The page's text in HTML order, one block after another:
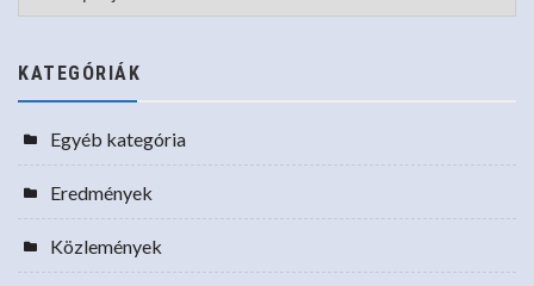
KATEGÓRIÁK
Egyéb kategória
Eredmények
Közlemények